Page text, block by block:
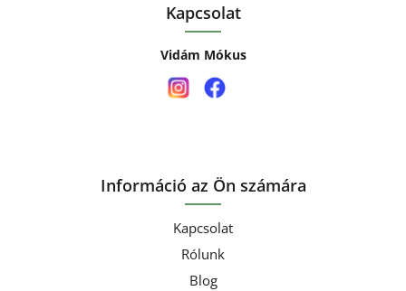
Kapcsolat
Vidám Mókus
Információ az Ön számára
Kapcsolat
Rólunk
Blog